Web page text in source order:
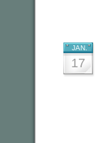
JAN.
17